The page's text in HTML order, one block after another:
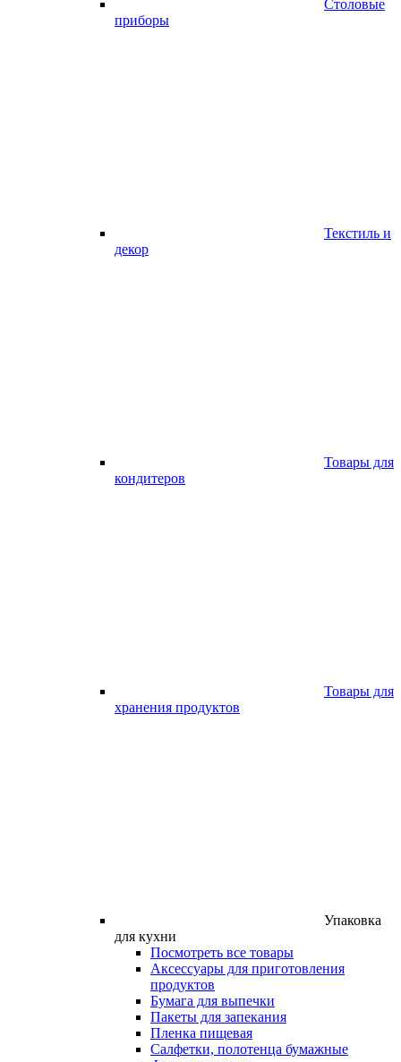
Столовые
приборы
Текстиль и
декор
Товары для
кондитеров
Товары для
хранения продуктов
Упаковка
для кухни
Посмотреть все товары
Аксессуары для приготовления
продуктов
Бумага для выпечки
Пакеты для запекания
Пленка пищевая
Салфетки, полотенца бумажные